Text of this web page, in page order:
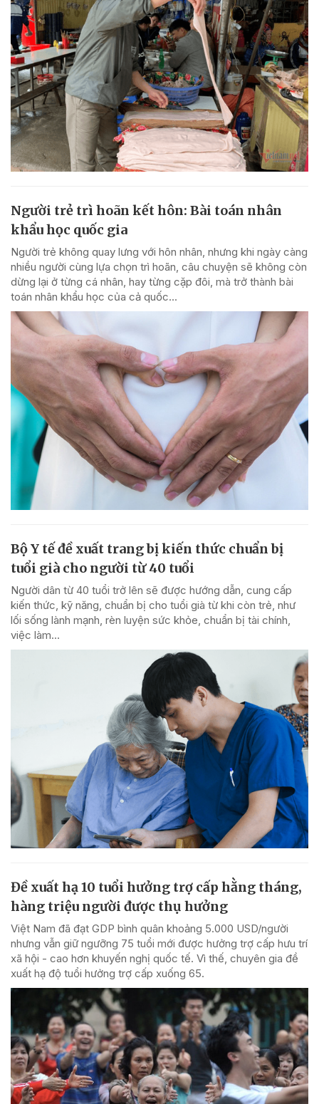
Người trẻ trì hoãn kết hôn: Bài toán nhân
khẩu học quốc gia
Người trẻ không quay lưng với hôn nhân, nhưng khi ngày càng
nhiều người cùng lựa chọn trì hoãn, câu chuyện sẽ không còn
dừng lại ở từng cá nhân, hay từng cặp đôi, mà trở thành bài
toán nhân khẩu học của cả quốc...
Bộ Y tế đề xuất trang bị kiến thức chuẩn bị
tuổi già cho người từ 40 tuổi
Người dân từ 40 tuổi trở lên sẽ được hướng dẫn, cung cấp
kiến thức, kỹ năng, chuẩn bị cho tuổi già từ khi còn trẻ, như
lối sống lành mạnh, rèn luyện sức khỏe, chuẩn bị tài chính,
việc làm...
Đề xuất hạ 10 tuổi hưởng trợ cấp hằng tháng,
hàng triệu người được thụ hưởng
Việt Nam đã đạt GDP bình quân khoảng 5.000 USD/người
nhưng vẫn giữ ngưỡng 75 tuổi mới được hưởng trợ cấp hưu trí
xã hội - cao hơn khuyến nghị quốc tế. Vì thế, chuyên gia đề
xuất hạ độ tuổi hưởng trợ cấp xuống 65.